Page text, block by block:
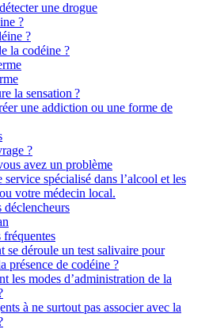
une drogue
?
?
la codéine ?
la sensation ?
une addiction ou une forme de
?
avez un problème
spécialisé dans l’alcool et les
votre médecin local.
déclencheurs
fréquentes
se déroule un test salivaire pour
présence de codéine ?
les modes d’administration de la
à ne surtout pas associer avec la